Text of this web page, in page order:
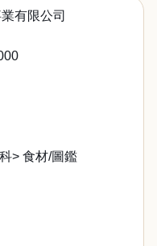
有限公司
> 食材/圖鑑